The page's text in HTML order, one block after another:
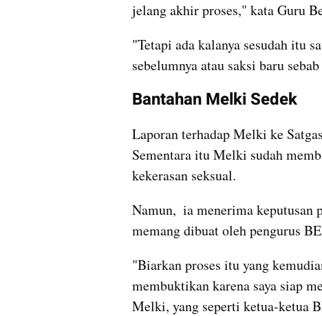
jelang akhir proses," kata Guru
"Tetapi ada kalanya sesudah itu
sebelumnya atau saksi baru
Bantahan Melki Sedek
Laporan terhadap Melki ke
Sementara itu Melki sudah
kekerasan seksual.
Namun,  ia menerima keputusan
memang dibuat oleh pengurus
"Biarkan proses itu yang
membuktikan karena saya siap
Melki, yang seperti ketua-ketua